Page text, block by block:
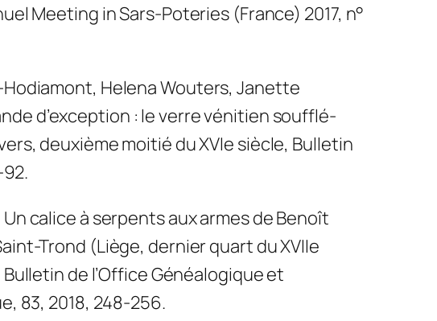
Meeting in Sars-Poteries (France) 2017, n°
Helena Wouters, Janette
d’exception : le verre vénitien soufflé-
deuxième moitié du XVIe siècle, Bulletin
92.
Un calice à serpents aux armes de Benoît
Trond (Liège, dernier quart du XVIIe
Bulletin de l’Office Généalogique et
83, 2018, 248-256.